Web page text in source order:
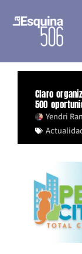
Claro
500
Yendri